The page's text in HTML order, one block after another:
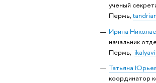
ученый
Пермь,
Ирина
начальник
Пермь,
Татьяна
координатор